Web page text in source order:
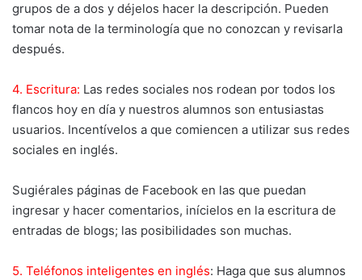
grupos de a dos y déjelos hacer la descripción. Pueden
tomar nota de la terminología que no conozcan y revisarla
después.
4. Escritura: Las redes sociales nos rodean por todos los
flancos hoy en día y nuestros alumnos son entusiastas
usuarios. Incentívelos a que comiencen a utilizar sus redes
sociales en inglés.
Sugiérales páginas de Facebook en las que puedan
ingresar y hacer comentarios, inícielos en la escritura de
entradas de blogs; las posibilidades son muchas.
5. Teléfonos inteligentes en inglés: Haga que sus alumnos